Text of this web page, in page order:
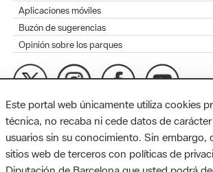
Aplicaciones móviles
Buzón de sugerencias
Opinión sobre los parques
MAPA WEB AVISO LEGAL ACCESIBILIDAD
Diputación de Barcelona. Edifici Llacuna, 1a
08005 Barcelona. Tel. 934 022 428 /
Este portal web únicamente utiliza cookies
técnica, no recaba ni cede datos de
usuarios sin su conocimiento. Sin embargo,
sitios web de terceros con políticas de